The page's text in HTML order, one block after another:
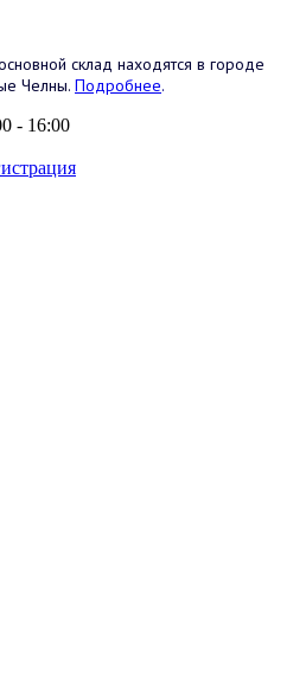
склад находятся в городе
Челны. Подробнее.
- 16:00